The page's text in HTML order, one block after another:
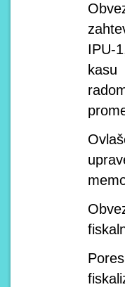
IPU-